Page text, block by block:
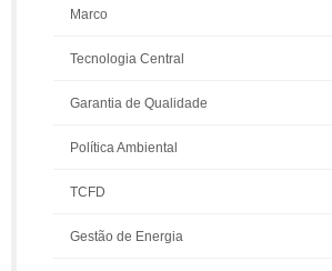
Marco
Tecnologia Central
Garantia de Qualidade
Política Ambiental
TCFD
Gestão de Energia